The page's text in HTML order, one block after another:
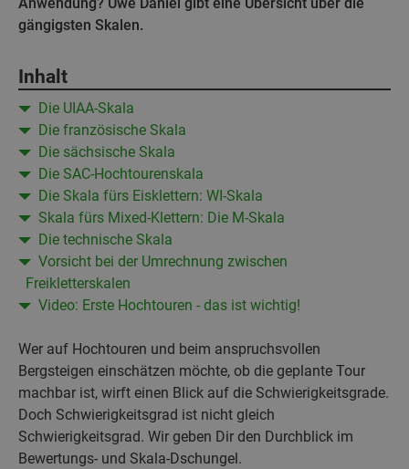
gängigsten Skalen.
Inhalt
Die UIAA-Skala
Die französische Skala
Die sächsische Skala
Die SAC-Hochtourenskala
Die Skala fürs Eisklettern: WI-Skala
Skala fürs Mixed-Klettern: Die M-Skala
Die technische Skala
Vorsicht bei der Umrechnung zwischen
Freikletterskalen
Video: Erste Hochtouren - das ist wichtig!
Wer auf Hochtouren und beim anspruchsvollen
Bergsteigen einschätzen möchte, ob die geplante Tour
machbar ist, wirft einen Blick auf die Schwierigkeitsgrade.
Doch Schwierigkeitsgrad ist nicht gleich
Schwierigkeitsgrad. Wir geben Dir den Durchblick im
Bewertungs- und Skala-Dschungel.